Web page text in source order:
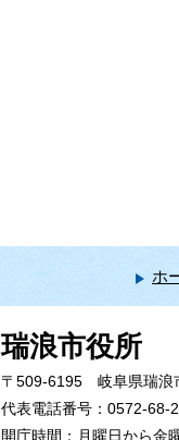
ホ
瑞浪市役所
〒509-6195 岐阜県瑞浪
代表電話番号：0572-68-
開庁時間：月曜日から金